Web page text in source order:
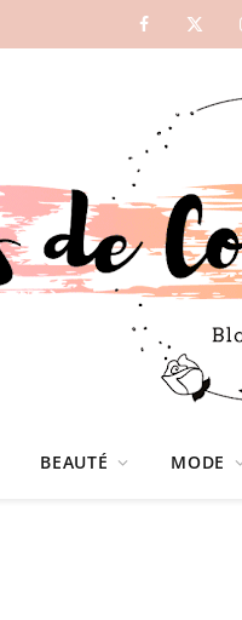
Facebook
X
BEAUTÉ MODE